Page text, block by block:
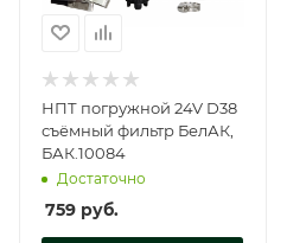
НПТ погружной 24V D38
съёмный фильтр БелАК,
БАК.10084
Достаточно
759 руб.